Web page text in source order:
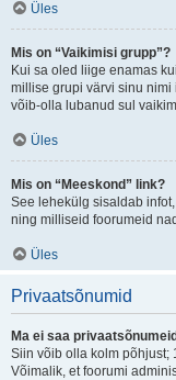
Üles
Mis on “Vaikimisi grupp”?
Kui sa oled liige enamas
millise grupi värvi sinu nimi
võib-olla lubanud sul
Üles
Mis on “Meeskond” link?
See lehekülg sisaldab
ning milliseid foorumeid
Üles
Privaatsõnumid
Ma ei saa
Siin võib olla kolm põhjust;
Võimalik, et foorumi